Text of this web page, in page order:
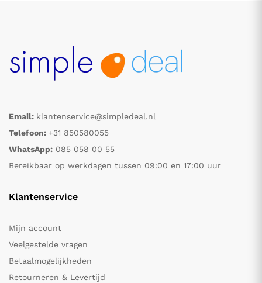
Email: klantenservice@simpledeal.nl
Telefoon: +31 850580055
WhatsApp: 085 058 00 55
Bereikbaar op werkdagen tussen 09:00 en 17:00 uur
Klantenservice
Mijn account
Veelgestelde vragen
Betaalmogelijkheden
Retourneren & Levertijd